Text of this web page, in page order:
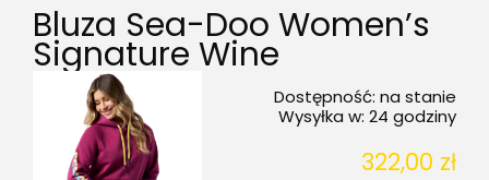
Bluza Sea-Doo Women’s
Signature Wine
Dostępność: na stanie
Wysyłka w: 24 godziny
322,00 zł